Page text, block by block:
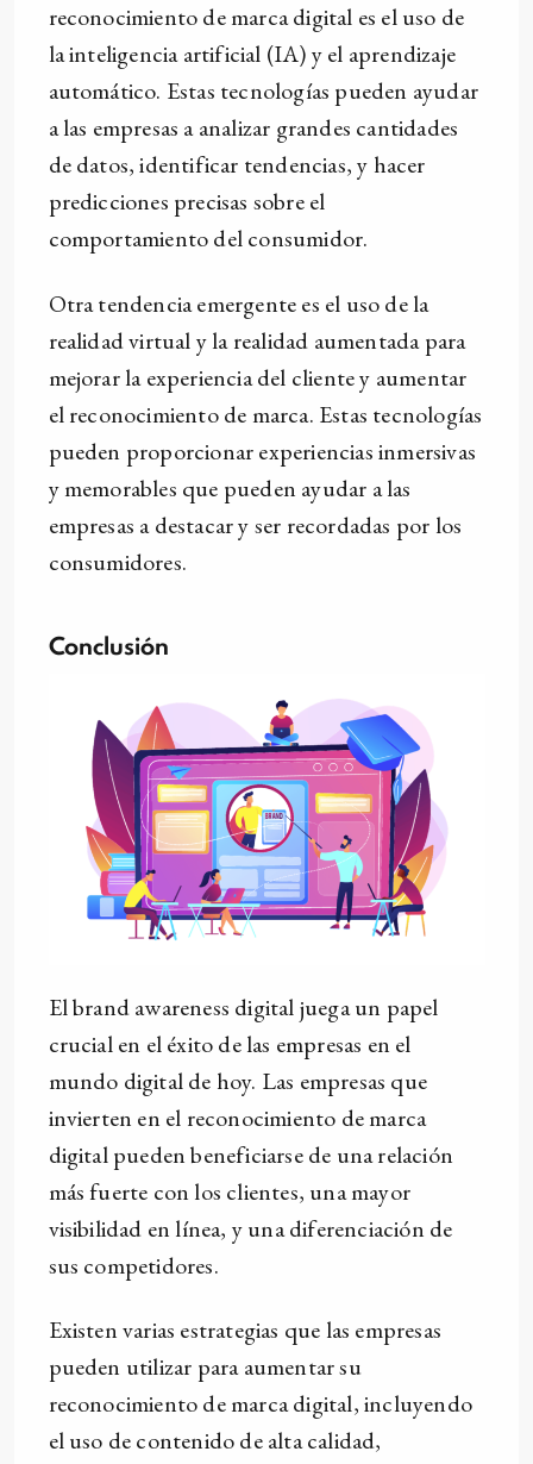
reconocimiento de marca digital es el uso de
la inteligencia artificial (IA) y el aprendizaje
automático. Estas tecnologías pueden ayudar
a las empresas a analizar grandes cantidades
de datos, identificar tendencias, y hacer
predicciones precisas sobre el
comportamiento del consumidor.
Otra tendencia emergente es el uso de la
realidad virtual y la realidad aumentada para
mejorar la experiencia del cliente y aumentar
el reconocimiento de marca. Estas tecnologías
pueden proporcionar experiencias inmersivas
y memorables que pueden ayudar a las
empresas a destacar y ser recordadas por los
consumidores.
Conclusión
El brand awareness digital juega un papel
crucial en el éxito de las empresas en el
mundo digital de hoy. Las empresas que
invierten en el reconocimiento de marca
digital pueden beneficiarse de una relación
más fuerte con los clientes, una mayor
visibilidad en línea, y una diferenciación de
sus competidores.
Existen varias estrategias que las empresas
pueden utilizar para aumentar su
reconocimiento de marca digital, incluyendo
el uso de contenido de alta calidad,